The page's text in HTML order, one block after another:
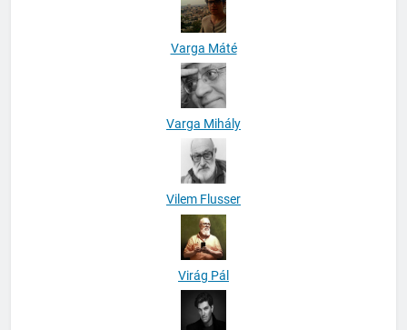
Varga Máté
Varga Mihály
Vilem Flusser
Virág Pál
William Stanbury